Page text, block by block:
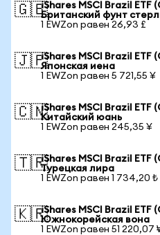
🇬🇧iShares MSCI Brazil ETF
Британский фунт
1 EWZon равен 26,93 £
🇯🇵iShares MSCI Brazil ETF
Японская иена
1 EWZon равен 5 721,55 ¥
🇨🇳iShares MSCI Brazil ETF
Китайский юань
1 EWZon равен 245,35 ¥
🇹🇷iShares MSCI Brazil ETF
Турецкая лира
1 EWZon равен 1 734,20 ₺
🇰🇷iShares MSCI Brazil ETF
Южнокорейская вона
1 EWZon равен 51 220,07